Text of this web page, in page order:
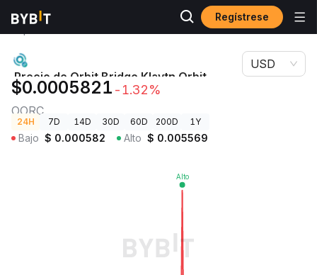
Regístrese
Precios de
Precio de Orbit Bridge Klaytn Orbit Chain
Precio de Orbit Bridge Klaytn Orbit
Chain
OORC
$0.0005821 -1.32%
USD
24H 7D 14D 30D 60D 200D 1Y
Bajo $ 0.000582 Alto $ 0.005569